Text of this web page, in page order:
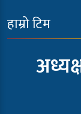
हाम्रो टिम